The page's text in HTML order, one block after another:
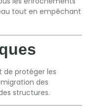
tout en empêchant
protéger les
des
structures.